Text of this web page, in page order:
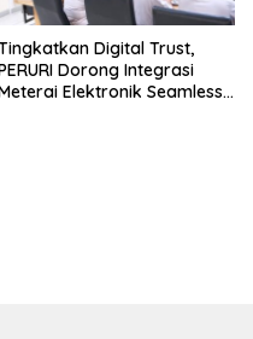
Digital Trust,
Dorong Integrasi
Elektronik Seamless